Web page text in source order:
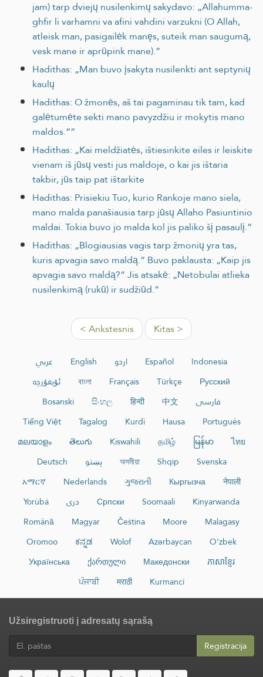
jam) tarp dviejų nusilenkimų sakydavo: „Allahumma-
ghfir li varhamni va afini vahdini varzukni (O Allah,
atleisk man, pasigailėk manęs, suteik man saugumą,
vesk mane ir aprūpink mane).“
Hadithas: „Man buvo įsakyta nusilenkti ant septynių
kaulų
Hadithas: O žmonės, aš tai pagaminau tik tam, kad
galėtumėte sekti mano pavyzdžiu ir mokytis mano
maldos.““
Hadithas: „Kai meldžiatės, ištiesinkite eiles ir leiskite
vienam iš jūsų vesti jus maldoje, o kai jis ištaria
takbir, jūs taip pat ištarkite
Hadithas: Prisiekiu Tuo, kurio Rankoje mano siela,
mano malda panašiausia tarp jūsų Allaho Pasiuntinio
maldai. Tokia buvo jo malda kol jis paliko šį pasaulį.“
Hadithas: „Blogiausias vagis tarp žmonių yra tas,
kuris apvagia savo maldą.“ Buvo paklausta: „Kaip jis
apvagia savo maldą?“ Jis atsakė: „Netobulai atlieka
nusilenkimą (rukū) ir sudžiūd.“
< Ankstesnis Kitas >
عربي English اردو Español
Indonesia
ئۇيغۇرچە
বাংলা Français Türkçe
Русский
Bosanski
සිංහල हिन्दी 中文
فارسی
Tiếng Việt
Tagalog Kurdî Hausa
Português
മലയാളം
తెలుగు Kiswahili தமிழ் မြန်မာ
ไทย
Deutsch
پښتو অসমীয়া Shqip
Svenska
አማርኛ
Nederlands ગુજરાતી Кыргызча
नेपाली
Yorùbá
دری Српски Soomaali
Kinyarwanda
Română
Magyar Čeština Moore
Malagasy
Oromoo
ಕನ್ನಡ Wolof Azərbaycan
O‘zbek
Українська
ქართული Македонски
ភាសាខ្មែរ
ਪੰਜਾਬੀ
मराठी Kurmancî
Užsiregistruoti į adresatų sąrašą
Registracija